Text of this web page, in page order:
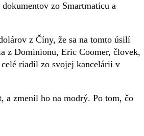
zo Smartmaticu a
z Číny, že sa na tomto úsilí
z Dominionu, Eric Coomer, človek,
riadil zo svojej kancelárii v
a zmenil ho na modrý. Po tom, čo